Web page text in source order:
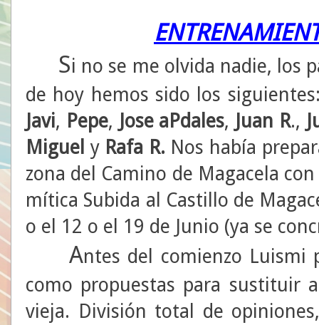
Si no se me olvida nadie, los
de hoy hemos sido los
Javi, Pepe, Jose aPdales, Juan R.,
Miguel y Rafa R. Nos había
zona del Camino de Magacela
mítica Subida al Castillo de
o el 12 o el 19 de Junio (ya se
Antes del comienzo Luismi
como propuestas para sustituir
vieja. División total de